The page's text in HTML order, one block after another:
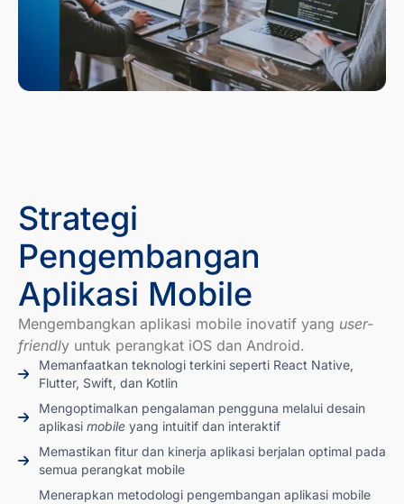
Strategi
Pengembangan
Aplikasi Mobile
Mengembangkan aplikasi mobile inovatif yang user-
friendly untuk perangkat iOS dan Android.
Memanfaatkan teknologi terkini seperti React Native,
Flutter, Swift, dan Kotlin
Mengoptimalkan pengalaman pengguna melalui desain
aplikasi mobileyang intuitif dan interaktif
Memastikan fitur dan kinerja aplikasi berjalan optimal pada
semua perangkat mobile
Menerapkan metodologi pengembangan aplikasi mobile